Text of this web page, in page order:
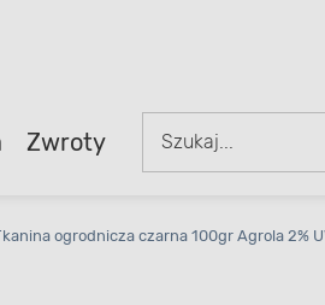
Zwroty
ogrodnicza czarna 100gr Agrola 2%